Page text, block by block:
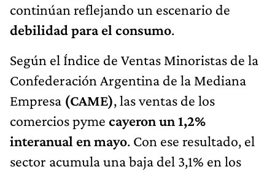
continúan reflejando un escenario de
debilidad para el consumo.
Según el Índice de Ventas Minoristas de la
Confederación Argentina de la Mediana
Empresa (CAME), las ventas de los
comercios pyme cayeron un 1,2%
interanual en mayo. Con ese resultado, el
sector acumula una baja del 3,1% en los